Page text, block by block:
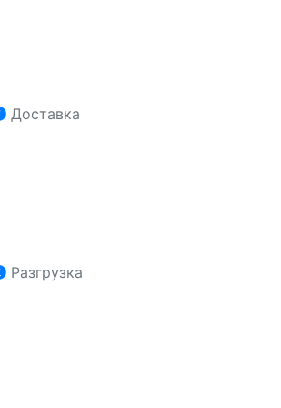
Доставка
Разгрузка